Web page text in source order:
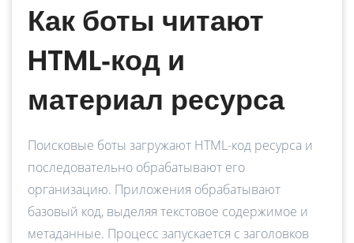
Как боты читают
HTML‑код и
материал ресурса
Поисковые боты загружают HTML-код ресурса и
последовательно обрабатывают его
организацию. Приложения обрабатывают
базовый код, выделяя текстовое содержимое и
метаданные. Процесс запускается с заголовков